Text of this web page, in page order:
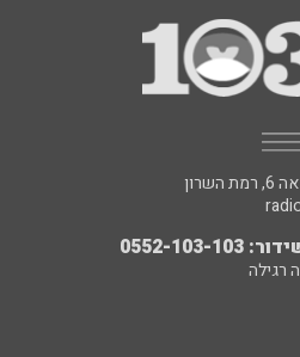
103-103
רגילה